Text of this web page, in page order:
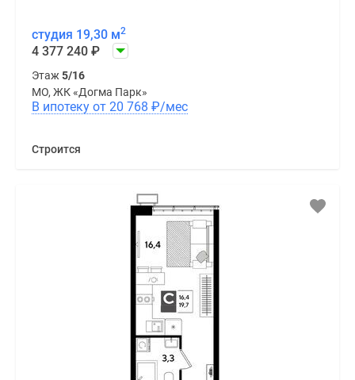
студия 19,30 м2
4 377 240 ₽
Этаж 5/16
МО, ЖК «Догма Парк»
В ипотеку от 20 768 ₽/мес
Строится